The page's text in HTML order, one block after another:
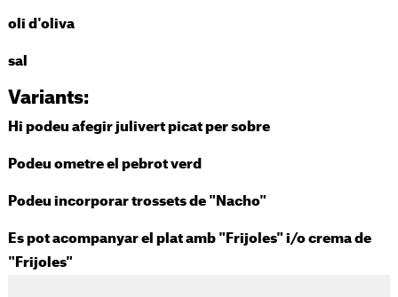
oli d'oliva
sal
Variants:
Hi podeu afegir julivert picat per sobre
Podeu ometre el pebrot verd
Podeu incorporar trossets de "Nacho"
Es pot acompanyar el plat amb "Frijoles" i/o crema de
"Frijoles"